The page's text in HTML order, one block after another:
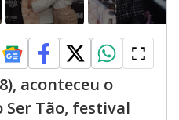
aconteceu o
Ser Tão, festival